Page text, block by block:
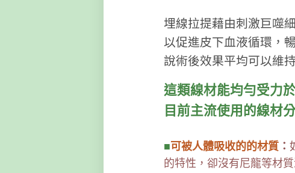
埋線拉提藉由刺激巨噬
以促進皮下血液循環，
說術後效果平均可以維持
這類線材能均勻受力
目前主流使用的線材
■可被人體吸收的的材質 ：
的特性，卻沒有尼龍等材